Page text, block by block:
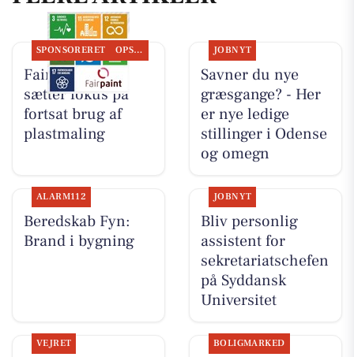
SPONSORERET OPSLAGSTAVLEN
Fairpaint ApS
sætter fokus på
fortsat brug af
plastmaling
JOBNYT
Savner du nye
græsgange? - Her
er nye ledige
stillinger i Odense
og omegn
ALARM112
Beredskab Fyn:
Brand i bygning
JOBNYT
Bliv personlig
assistent for
sekretariatschefen
på Syddansk
Universitet
VEJRET BOLIGMARKED